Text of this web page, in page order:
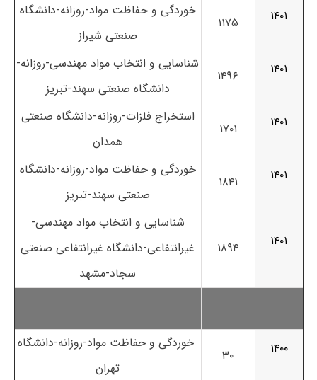
۱۴۰۱
۱۱۷۵
خوردگی و حفاظت مواد-روزانه-دانشگاه
صنعتی شیراز
۱۴۰۱
۱۴۹۶
شناسایی و انتخاب مواد مهندسی-روزانه-
دانشگاه صنعتی سهند-تبریز
۱۴۰۱
۱۷۰۱
استخراج فلزات-روزانه-دانشگاه صنعتی
همدان
۱۴۰۱
۱۸۴۱
خوردگی و حفاظت مواد-روزانه-دانشگاه
صنعتی سهند-تبریز
۱۴۰۱ ۱۸۹۴
شناسایی و انتخاب مواد مهندسی-
غیرانتفاعی-دانشگاه غیرانتفاعی صنعتی
سجاد-مشهد
۱۴۰۰ ۳۰
خوردگی و حفاظت مواد-روزانه-دانشگاه
تهران